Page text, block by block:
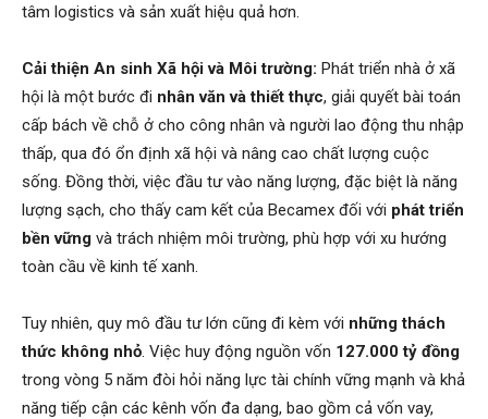
tâm logistics và sản xuất hiệu quả hơn.
Cải thiện An sinh Xã hội và Môi trường: Phát triển nhà ở xã
hội là một bước đi nhân văn và thiết thực, giải quyết bài toán
cấp bách về chỗ ở cho công nhân và người lao động thu nhập
thấp, qua đó ổn định xã hội và nâng cao chất lượng cuộc
sống. Đồng thời, việc đầu tư vào năng lượng, đặc biệt là năng
lượng sạch, cho thấy cam kết của Becamex đối với phát triển
bền vững và trách nhiệm môi trường, phù hợp với xu hướng
toàn cầu về kinh tế xanh.
Tuy nhiên, quy mô đầu tư lớn cũng đi kèm với những thách
thức không nhỏ. Việc huy động nguồn vốn 127.000 tỷ đồng
trong vòng 5 năm đòi hỏi năng lực tài chính vững mạnh và khả
năng tiếp cận các kênh vốn đa dạng, bao gồm cả vốn vay,